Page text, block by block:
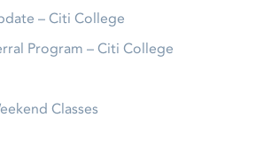
– Citi College
Program – Citi College
Classes